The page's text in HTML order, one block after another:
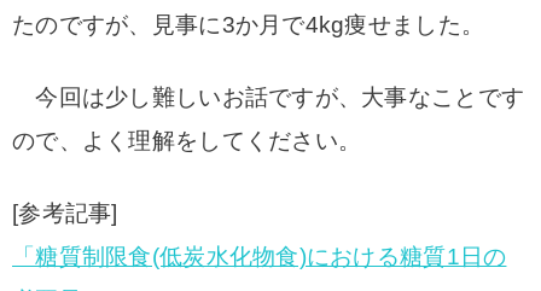
たのですが、見事に3か月で4kg痩せました。
今回は少し難しいお話ですが、大事なことです
ので、よく理解をしてください。
[参考記事]
「糖質制限食(低炭水化物食)における糖質1日の